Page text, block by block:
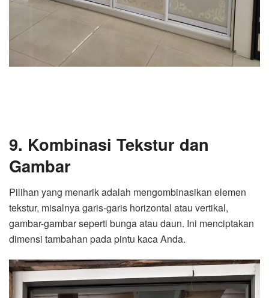
9. Kombinasi Tekstur dan
Gambar
Pilihan yang menarik adalah mengombinasikan elemen
tekstur, misalnya garis-garis horizontal atau vertikal,
gambar-gambar seperti bunga atau daun. Ini menciptakan
dimensi tambahan pada pintu kaca Anda.